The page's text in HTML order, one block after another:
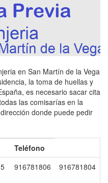
en San Martín de la Vega
la toma de huellas y
es necesario sacar cita
las comisarías en la
donde puede pedir
Teléfono
916781806 916781804